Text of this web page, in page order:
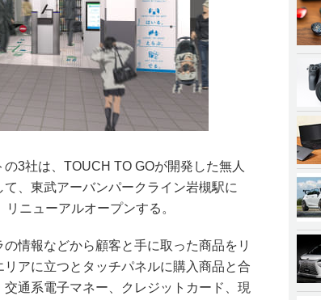
3社は、TOUCH TO GOが開発した無人
、東武アーバンパークライン岩槻駅に
ニューアルオープンする。
情報などから顧客と手に取った商品をリ
アに立つとタッチパネルに購入商品と合
通系電子マネー、クレジットカード、現